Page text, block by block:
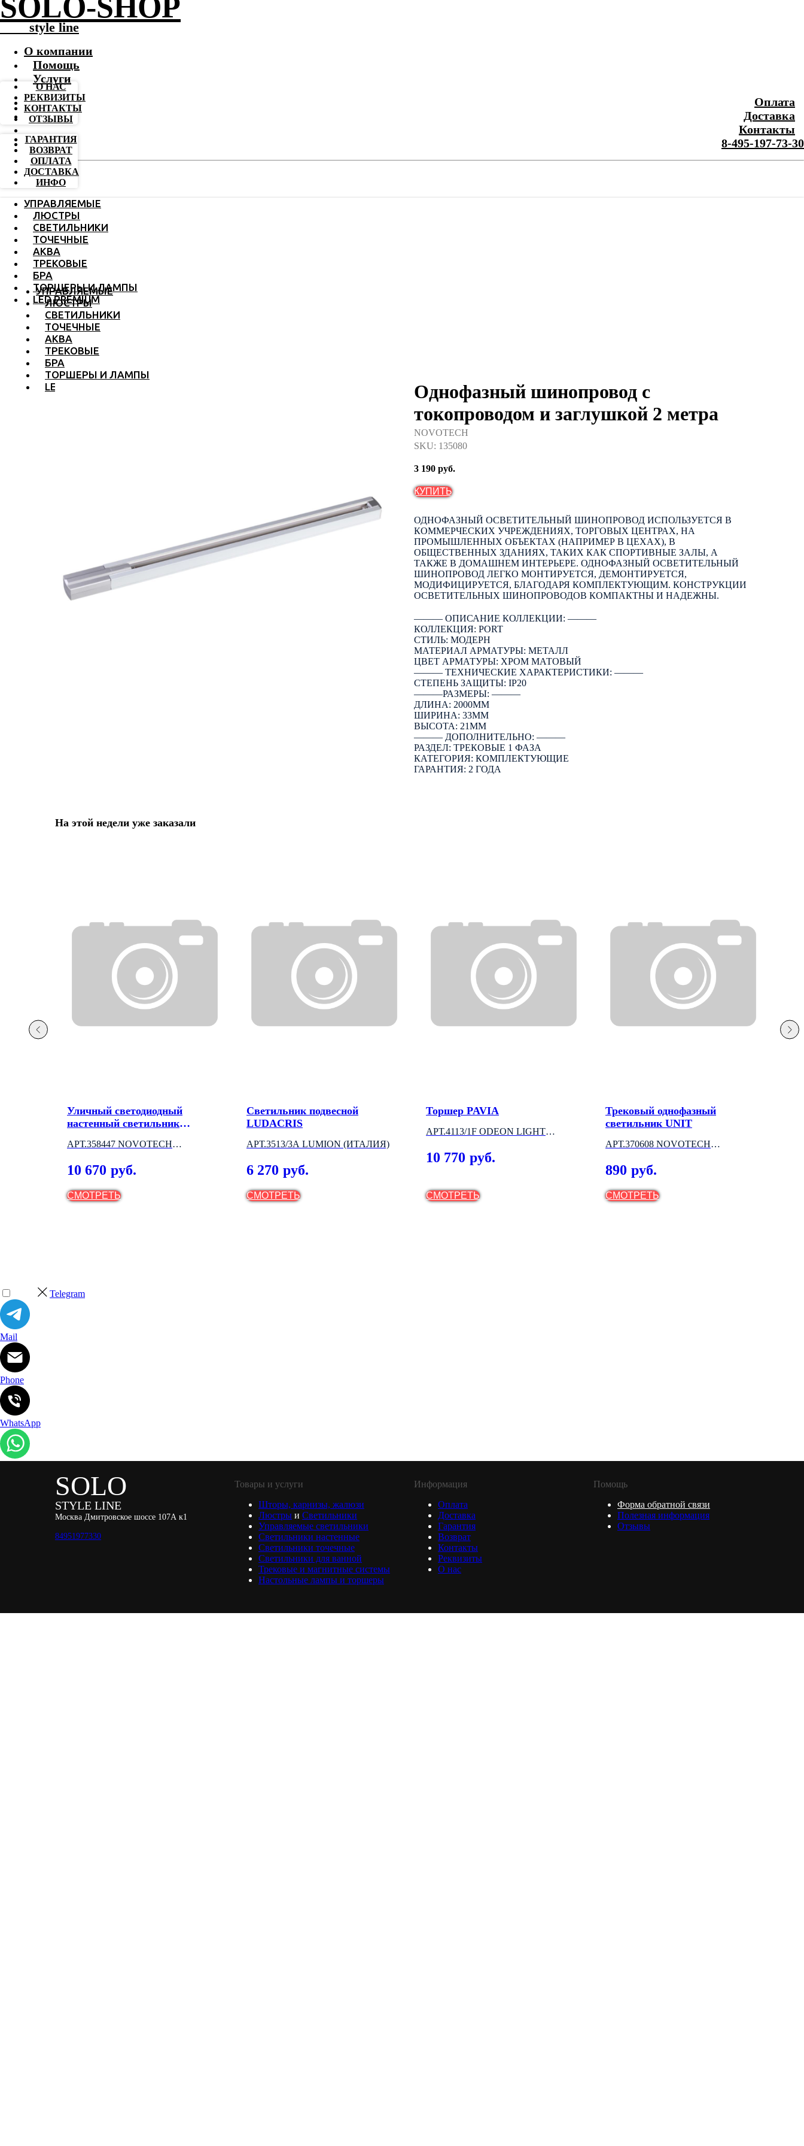
SOLO-SHOP
-------style line
О компании
Помощь
Услуги
Оплата
Доставка
Контакты
8-495-197-73-30
О НАС
РЕКВИЗИТЫ
КОНТАКТЫ
ОТЗЫВЫ
ГАРАНТИЯ
ВОЗВРАТ
ОПЛАТА
ДОСТАВКА
ИНФО
УПРАВЛЯЕМЫЕ
ЛЮСТРЫ
СВЕТИЛЬНИКИ
ТОЧЕЧНЫЕ
АКВА
ТРЕКОВЫЕ
БРА
ТОРШЕРЫ И ЛАМПЫ
LED PREMIUM
УПРАВЛЯЕМЫЕ
ЛЮСТРЫ
СВЕТИЛЬНИКИ
ТОЧЕЧНЫЕ
АКВА
ТРЕКОВЫЕ
БРА
ТОРШЕРЫ И ЛАМПЫ
LED PREMIUM
Однофазный шинопровод с
токопроводом и заглушкой 2 метра
NOVOTECH
SKU: 135080
3 190 руб.
КУПИТЬ
ОДНОФАЗНЫЙ ОСВЕТИТЕЛЬНЫЙ ШИНОПРОВОД ИСПОЛЬЗУЕТСЯ В
КОММЕРЧЕСКИХ УЧРЕЖДЕНИЯХ, ТОРГОВЫХ ЦЕНТРАХ, НА
ПРОМЫШЛЕННЫХ ОБЪЕКТАХ (НАПРИМЕР В ЦЕХАХ), В
ОБЩЕСТВЕННЫХ ЗДАНИЯХ, ТАКИХ КАК СПОРТИВНЫЕ ЗАЛЫ, А
ТАКЖЕ В ДОМАШНЕМ ИНТЕРЬЕРЕ. ОДНОФАЗНЫЙ ОСВЕТИТЕЛЬНЫЙ
ШИНОПРОВОД ЛЕГКО МОНТИРУЕТСЯ, ДЕМОНТИРУЕТСЯ,
МОДИФИЦИРУЕТСЯ, БЛАГОДАРЯ КОМПЛЕКТУЮЩИМ. КОНСТРУКЦИИ
ОСВЕТИТЕЛЬНЫХ ШИНОПРОВОДОВ КОМПАКТНЫ И НАДЕЖНЫ.
――― ОПИСАНИЕ КОЛЛЕКЦИИ: ―――
КОЛЛЕКЦИЯ: PORT
СТИЛЬ: МОДЕРН
МАТЕРИАЛ АРМАТУРЫ: МЕТАЛЛ
ЦВЕТ АРМАТУРЫ: ХРОМ МАТОВЫЙ
――― ТЕХНИЧЕСКИЕ ХАРАКТЕРИСТИКИ: ―――
СТЕПЕНЬ ЗАЩИТЫ: IP20
―――РАЗМЕРЫ: ―――
ДЛИНА: 2000ММ
ШИРИНА: 33ММ
ВЫСОТА: 21ММ
――― ДОПОЛНИТЕЛЬНО: ―――
РАЗДЕЛ: ТРЕКОВЫЕ 1 ФАЗА
КАТЕГОРИЯ: КОМПЛЕКТУЮЩИЕ
ГАРАНТИЯ: 2 ГОДА
На этой недели уже заказали
Уличный светодиодный
настенный светильник
АРТ.358447 NOVOTECH
(ВЕНГРИЯ)
10 670 руб.
СМОТРЕТЬ
Светильник подвесной
LUDACRIS
АРТ.3513/3A LUMION (ИТАЛИЯ)
6 270 руб.
СМОТРЕТЬ
Торшер PAVIA
АРТ.4113/1F ODEON LIGHT
(ИТАЛИЯ)
10 770 руб.
СМОТРЕТЬ
Трековый однофазный
светильник UNIT
АРТ.370608 NOVOTECH
(ВЕНГРИЯ)
890 руб.
СМОТРЕТЬ
Telegram
Mail
Phone
WhatsApp
SOLO
STYLE LINE
Москва Дмитровское шоссе 107А к1
84951977330
Товары и услуги
Шторы, карнизы, жалюзи
Люстры и Светильники
Управляемые светильники
Светильники настенные
Светильники точечные
Светильники для ванной
Трековые и магнитные системы
Настольные лампы и торшеры
Информация
Оплата
Доставка
Гарантия
Возврат
Контакты
Реквизиты
О нас
Помощь
Форма обратной связи
Полезная информация
Отзывы